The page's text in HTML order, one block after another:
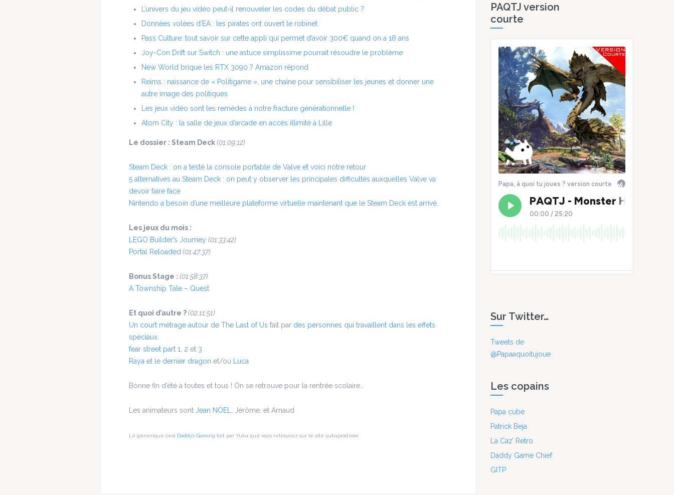
L’univers du jeu vidéo peut-il renouveler les codes du débat public ?
Données volées d’EA : les pirates ont ouvert le robinet
Pass Culture: tout savoir sur cette appli qui permet d’avoir 300€ quand on a 18 ans
Joy-Con Drift sur Switch : une astuce simplissime pourrait résoudre le problème
New World brique les RTX 3090 ? Amazon répond
Reims : naissance de « Politigame », une chaîne pour sensibiliser les jeunes et donner une
autre image des politiques
Les jeux vidéo sont les remèdes à notre fracture générationnelle !
Atom City : la salle de jeux d’arcade en accès illimité à Lille
Le dossier : Steam Deck(01:09:12)
Steam Deck : on a testé la console portable de Valve et voici notre retour
5 alternatives au Steam Deck : on peut y observer les principales difficultés auxquelles Valve va
devoir faire face
Nintendo a besoin d’une meilleure plateforme virtuelle maintenant que le Steam Deck est arrivé.
Les jeux du mois :
LEGO Builder’s Journey (01:33:42)
Portal Reloaded (01:47:37)
Bonus Stage : (01:58:37)
A Township Tale – Quest
Et quoi d’autre ?(02:11:51)
Un court métrage autour de The Last of Us fait par des personnes qui travaillent dans les effets
spéciaux
fear street part 1
2 et 3
Raya et le dernier dragon et/ou Luca
Bonne fin d’été à toutes et tous ! On se retrouve pour la rentrée scolaire…
Les animateurs sont Jean NOEL , Jérôme, et Arnaud
Le générique c’est Daddy’s Gaming fait par Yuka que vous retrouvez sur le site yukaprod.com
PAQTJ version
courte
Sur Twitter…
Tweets de
@Papaaquoitujoue
Les copains
Papa cube
Patrick Beja
La Caz’ Retro
Daddy Game Chief
GITP